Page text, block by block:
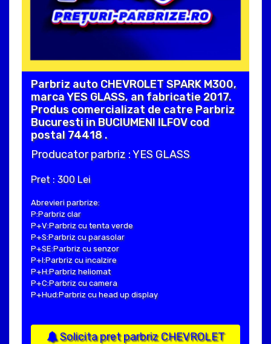
Parbriz auto CHEVROLET SPARK M300,
marca YES GLASS, an fabricatie 2017.
Produs comercializat de catre Parbriz
Bucuresti in BUCIUMENI ILFOV cod
postal 74418 .
Producator parbriz : YES GLASS
Pret : 300 Lei
Abrevieri parbrize:
P:Parbriz clar
P+V:Parbriz cu tenta verde
P+S:Parbriz cu parasolar
P+SE:Parbriz cu senzor
P+I:Parbriz cu incalzire
P+H:Parbriz heliomat
P+C:Parbriz cu camera
P+Hud:Parbriz cu head up display
Solicita pret parbriz CHEVROLET